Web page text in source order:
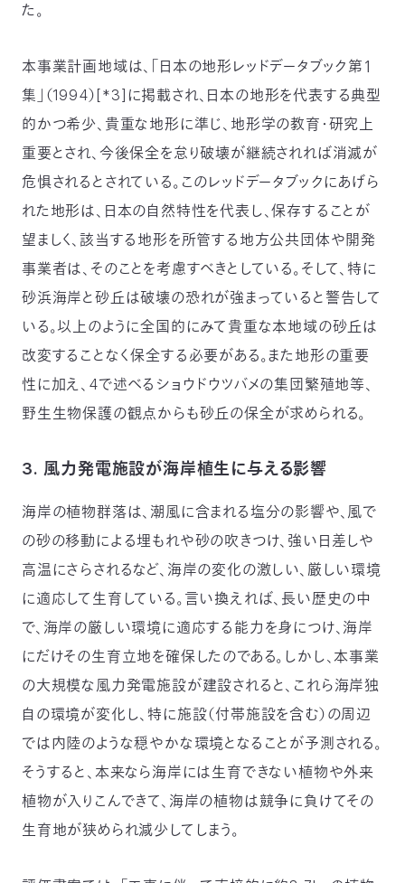
た。
本事業計画地域は、「日本の地形レッドデータブック第１
集」（1994）[*3]に掲載され、日本の地形を代表する典型
的かつ希少、貴重な地形に準じ、地形学の教育・研究上
重要とされ、今後保全を怠り破壊が継続されれば消滅が
危惧されるとされている。このレッドデータブックにあげら
れた地形は、日本の自然特性を代表し、保存することが
望ましく、該当する地形を所管する地方公共団体や開発
事業者は、そのことを考慮すべきとしている。そして、特に
砂浜海岸と砂丘は破壊の恐れが強まっていると警告して
いる。以上のように全国的にみて貴重な本地域の砂丘は
改変することなく保全する必要がある。また地形の重要
性に加え、4で述べるショウドウツバメの集団繁殖地等、
野生生物保護の観点からも砂丘の保全が求められる。
3. 風力発電施設が海岸植生に与える影響
海岸の植物群落は、潮風に含まれる塩分の影響や、風で
の砂の移動による埋もれや砂の吹きつけ、強い日差しや
高温にさらされるなど、海岸の変化の激しい、厳しい環境
に適応して生育している。言い換えれば、長い歴史の中
で、海岸の厳しい環境に適応する能力を身につけ、海岸
にだけその生育立地を確保したのである。しかし、本事業
の大規模な風力発電施設が建設されると、これら海岸独
自の環境が変化し、特に施設（付帯施設を含む）の周辺
では内陸のような穏やかな環境となることが予測される。
そうすると、本来なら海岸には生育できない植物や外来
植物が入りこんできて、海岸の植物は競争に負けてその
生育地が狭められ減少してしまう。